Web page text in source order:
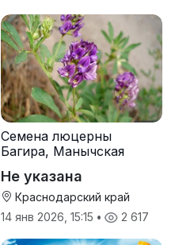
Семена люцерны
Багира, Манычская
Не указана
Краснодарский край
14 янв 2026, 15:15 • 2 617